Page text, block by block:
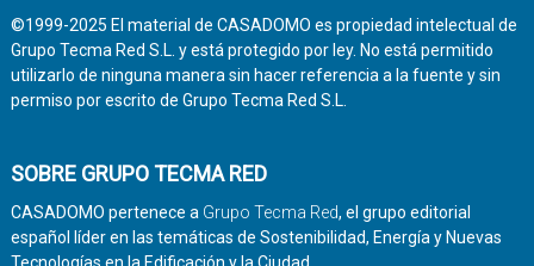
©1999-2025 El material de CASADOMO es propiedad intelectual de
Grupo Tecma Red S.L. y está protegido por ley. No está permitido
utilizarlo de ninguna manera sin hacer referencia a la fuente y sin
permiso por escrito de Grupo Tecma Red S.L.
SOBRE GRUPO TECMA RED
CASADOMO pertenece a Grupo Tecma Red, el grupo editorial
español líder en las temáticas de Sostenibilidad, Energía y Nuevas